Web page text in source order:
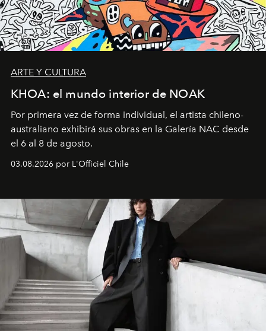
ARTE Y CULTURA
KHOA: el mundo interior de NOAK
Por primera vez de forma individual, el artista chileno-
australiano exhibirá sus obras en la Galería NAC desde
el 6 al 8 de agosto.
03.08.2026 por L'Officiel Chile